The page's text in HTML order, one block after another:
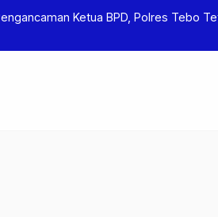
Ketua BPD, Polres Tebo